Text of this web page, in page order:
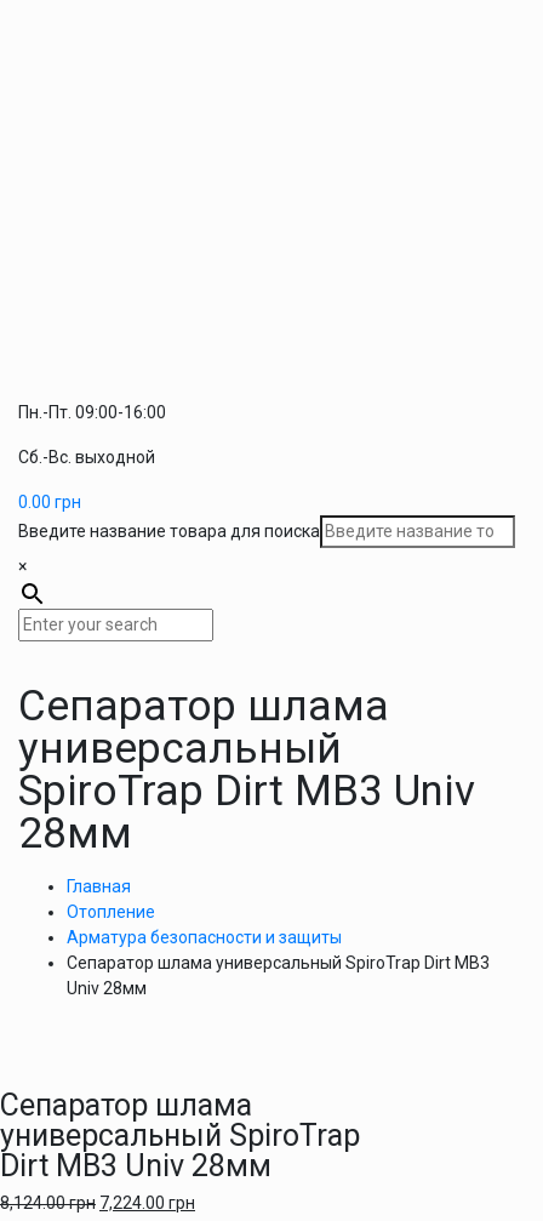
Пн.-Пт. 09:00-16:00
Сб.-Вс. выходной
0.00 грн
Введите название товара для поиска
×
Сепаратор шлама
универсальный
SpiroTrap Dirt MB3 Univ
28мм
Главная
Отопление
Арматура безопасности и защиты
Сепаратор шлама универсальный SpiroTrap Dirt MB3
Univ 28мм
Сепаратор шлама
универсальный SpiroTrap
Dirt MB3 Univ 28мм
8,124.00грн 7,224.00 грн